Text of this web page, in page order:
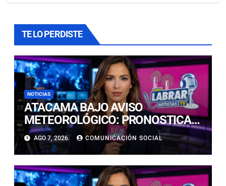
TE LO PERDISTE
NOTICIAS
ATACAMA BAJO AVISO
METEOROLÓGICO: PRONOSTICAN
LLUVIAS E ISOTERMA CERO ALTA
EN PRECORDILLERA Y
CORDILLERA
AGO 7, 2026 COMUNICACIÓN SOCIAL